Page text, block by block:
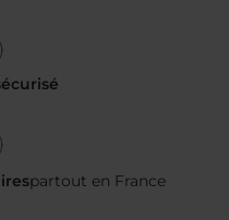
partout en France